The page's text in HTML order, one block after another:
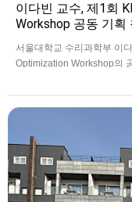
이다빈 교수, 제1회
Workshop 공동 기획
서울대학교 수리과학부 이
Optimization Workshop의